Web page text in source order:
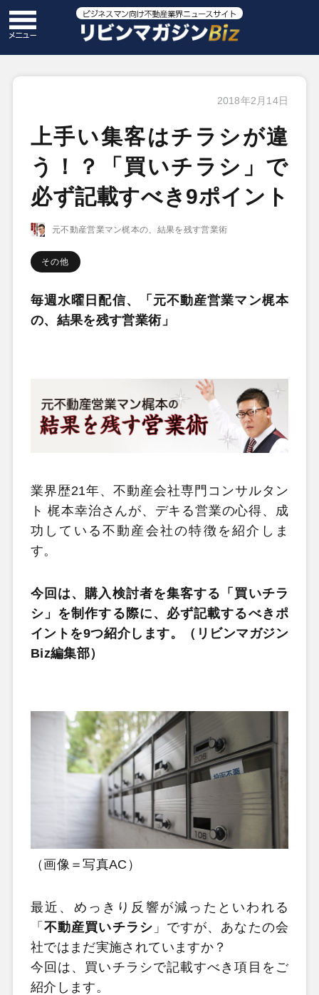
2018年2月14日
上手い集客はチラシが違
う！？「買いチラシ」で
必ず記載すべき9ポイント
元不動産営業マン梶本の、結果を残す営業術
その他
毎週水曜日配信、「元不動産営業マン梶本
の、結果を残す営業術」
業界歴21年、不動産会社専門コンサルタン
ト 梶本幸治さんが、デキる営業の心得、成
功している不動産会社の特徴を紹介しま
す。
今回は、購入検討者を集客する「買いチラ
シ」を制作する際に、必ず記載するべきポ
イントを9つ紹介します。（リビンマガジン
Biz編集部）
（画像＝写真AC）
最近、めっきり反響が減ったといわれる
「不動産買いチラシ 」ですが、あなたの会
社ではまだ実施されていますか？
今回は、買いチラシで記載すべき項目をご
紹介します。